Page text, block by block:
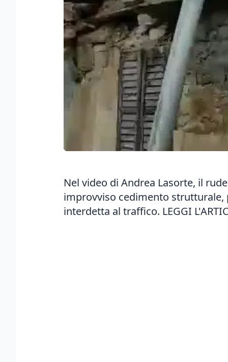
Nel video di Andrea Lasorte, il
improvviso cedimento strutturale,
interdetta al traffico. LEGGI